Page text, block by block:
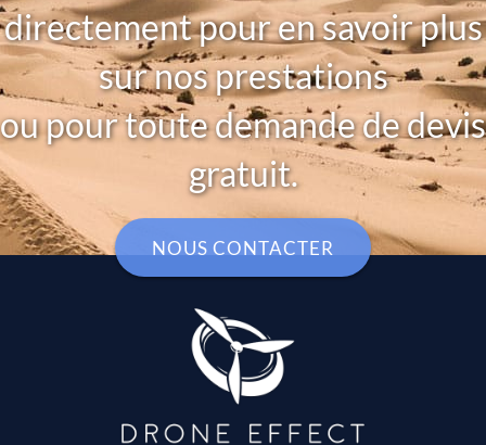
directement pour en savoir plus
sur nos prestations
ou pour toute demande de devis
gratuit.
NOUS CONTACTER